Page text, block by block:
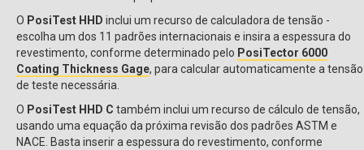
O PosiTest HHD inclui um recurso de calculadora de tensão -
escolha um dos 11 padrões internacionais e insira a espessura do
revestimento, conforme determinado pelo PosiTector 6000
Coating Thickness Gage, para calcular automaticamente a tensão
de teste necessária.
O PosiTest HHD C também inclui um recurso de cálculo de tensão,
usando uma equação da próxima revisão dos padrões ASTM e
NACE. Basta inserir a espessura do revestimento, conforme